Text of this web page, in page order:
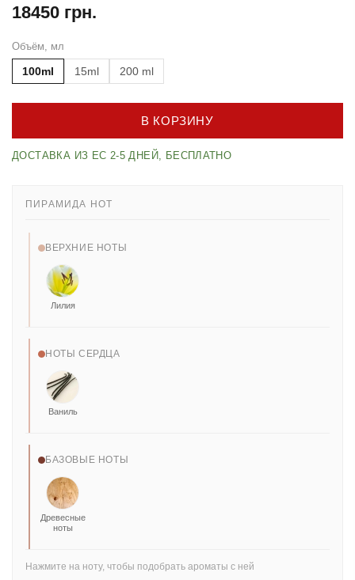
18450 грн.
Объём, мл
100ml 15ml 200 ml
В КОРЗИНУ
ДОСТАВКА ИЗ ЕС 2-5 ДНЕЙ, БЕСПЛАТНО
ПИРАМИДА НОТ
ВЕРХНИЕ НОТЫ
Лилия
НОТЫ СЕРДЦА
Ваниль
БАЗОВЫЕ НОТЫ
Древесные
ноты
Нажмите на ноту, чтобы подобрать ароматы с ней